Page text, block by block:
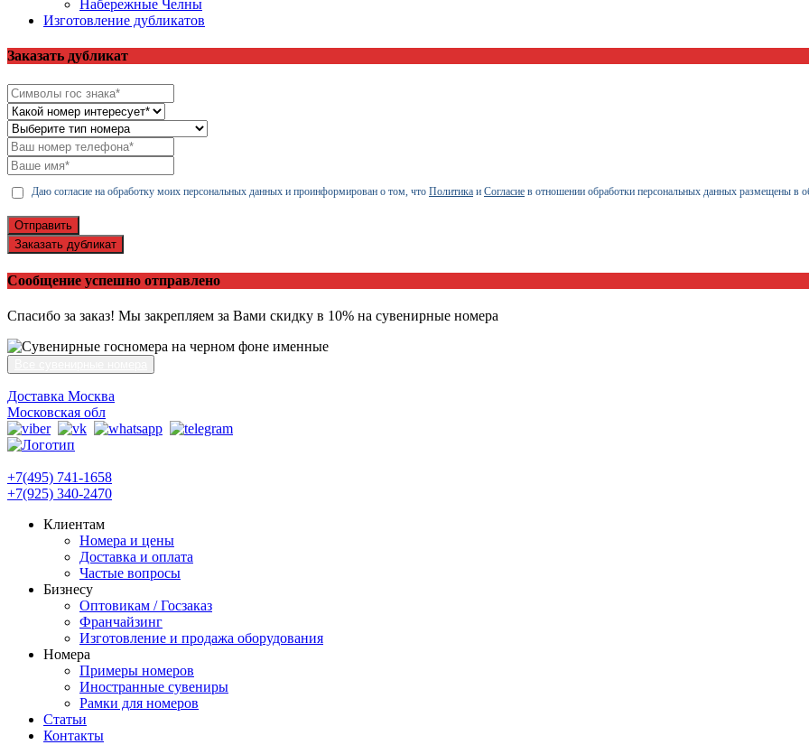
Набережные Челны
Изготовление дубликатов
Заказать дубликат
Даю согласие на обработку моих персональных данных и проинформирован о том, что Политика и Согласие в отношении обработки персональных данных размещены в
Отправить
Заказать дубликат
Сообщение успешно отправлено
Спасибо за заказ! Мы закрепляем за Вами скидку в 10% на сувенирные номера
Доставка Москва
Московская обл
+7(495) 741-1658
+7(925) 340-2470
Клиентам
Номера и цены
Доставка и оплата
Частые вопросы
Бизнесу
Оптовикам / Госзаказ
Франчайзинг
Изготовление и продажа оборудования
Номера
Примеры номеров
Иностранные сувениры
Рамки для номеров
Статьи
Контакты